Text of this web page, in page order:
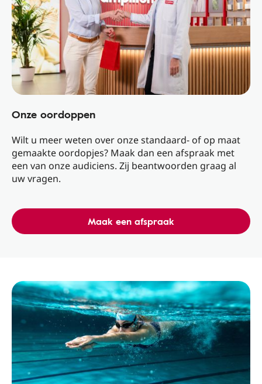
Onze oordoppen
Wilt u meer weten over onze standaard- of op maat
gemaakte oordopjes? Maak dan een afspraak met
een van onze audiciens. Zij beantwoorden graag al
uw vragen.
Maak een afspraak